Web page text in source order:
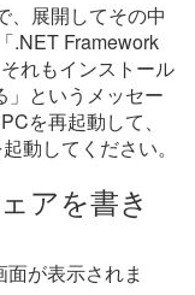
、展開してその中
.NET Framework
れもインストール
」というメッセー
を再起動して、
動してください。
アを書き
が表示されま